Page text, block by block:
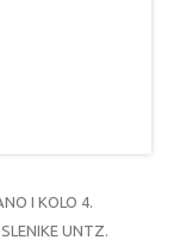
I KOLO 4.
UNTZ